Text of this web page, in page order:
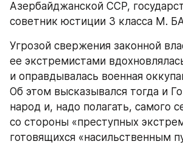
Азербайджанской ССР,
советник юстиции 3 класса М.
Угрозой свержения законной
ее экстремистами
и оправдывалась военная
Об этом высказывался тогда и
народ и, надо полагать, самого
со стороны «преступных
готовящихся «насильственным